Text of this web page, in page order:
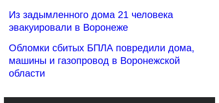
Из задымленного дома 21 человека
эвакуировали в Воронеже
Обломки сбитых БПЛА повредили дома,
машины и газопровод в Воронежской
области